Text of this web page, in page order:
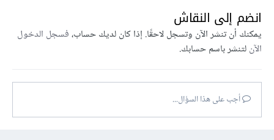
انضم إلى النقاش
يمكنك أن تنشر الآن وتسجل لاحقًا. إذا كان لديك حساب،فسجل الدخول
الآنلتنشر باسم حسابك.
أجب على هذا السؤال...